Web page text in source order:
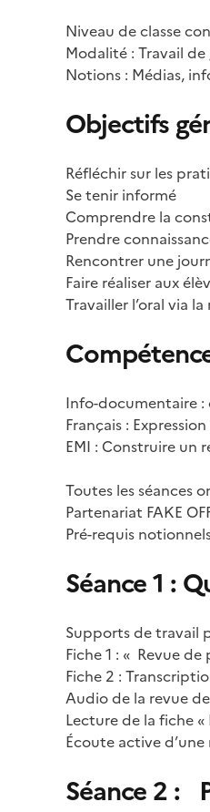
Niveau de classe
Modalité : Travail
Notions : Médias,
Objectifs
Réfléchir sur les
Se tenir informé
Comprendre la
Prendre
Rencontrer une
Faire réaliser aux
Travailler l’oral via
Info-documentaire
Français :
EMI : Construire un
Toutes les séances
Partenariat FAKE
Pré-requis
Séance 1 :
Supports de travail
Fiche 1 : « Revue de
Fiche 2 :
Audio de la revue
Lecture de la fiche
Écoute active
Séance 2 :